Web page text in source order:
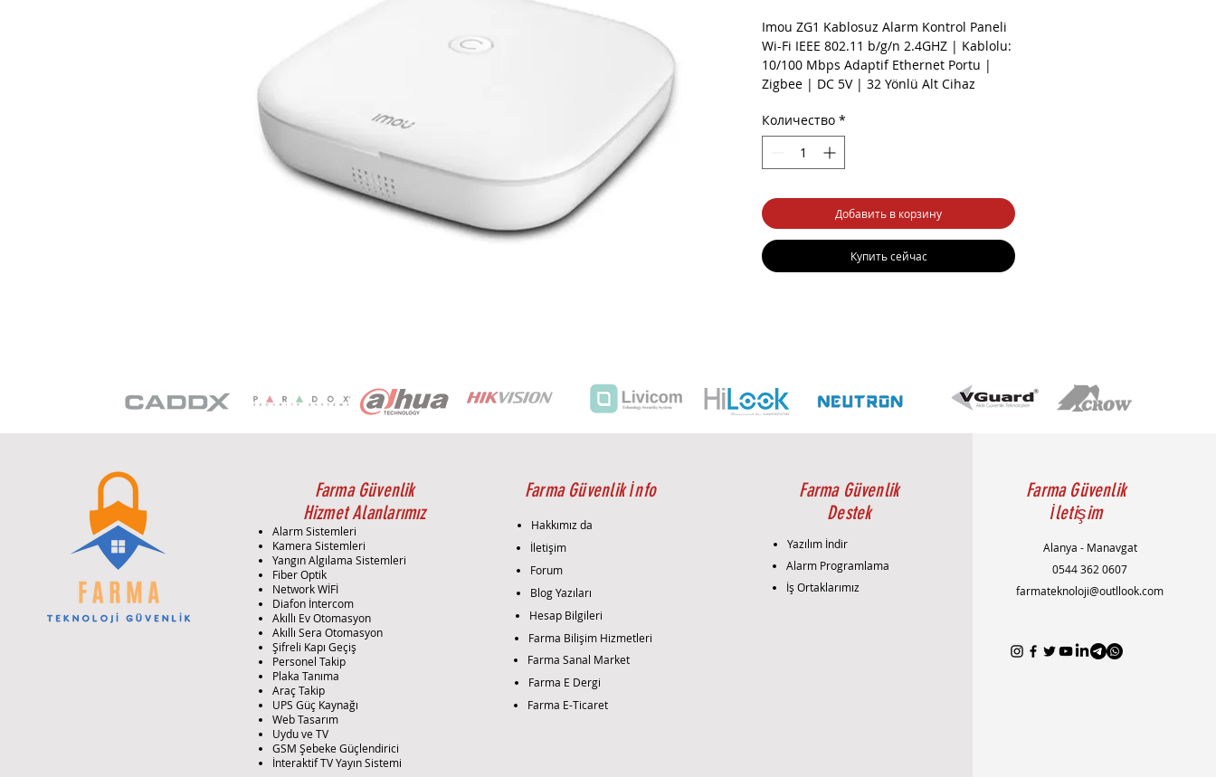
Imou ZG1 Kablosuz Alarm Kontrol Paneli
Wi-Fi IEEE 802.11 b/g/n 2.4GHZ | Kablolu:
10/100 Mbps Adaptif Ethernet Portu |
Zigbee | DC 5V | 32 Yönlü Alt Cihaz
Uygulama Kontrolü
Количество *
Добавить в корзину
Купить сейчас
Farma Güvenlik
Hizmet Alanlarımız
Alarm Sistemleri
Kamera Sistemleri
Yangın Algılama Sistemleri
Fiber Optik
Network WİFİ
Diafon İntercom
Akıllı Ev Otomasyon
Akıllı Sera Otomasyon
Şifreli Kapı Geçiş
Personel Takip
Plaka Tanıma
Araç Takip
UPS Güç Kaynağı
Web Tasarım
Uydu ve TV
GSM Şebeke Güçlendirici
İnteraktif TV Yayın Sistemi
Farma Güvenlik İnfo
Hakkımız da
İletişim
Forum
Blog Yazıları
Hesap Bilgileri
Farma Bilişim Hizmetleri
Farma Sanal Market
Farma E Dergi
Farma E-Ticaret
Farma Güvenlik
Destek
Yazılım İndir
Alarm Programlama
İş Ortaklarımız
Farma Güvenlik
İletişim
Alanya - Manavgat
0544 362 0607
farmateknoloji@outllook.com